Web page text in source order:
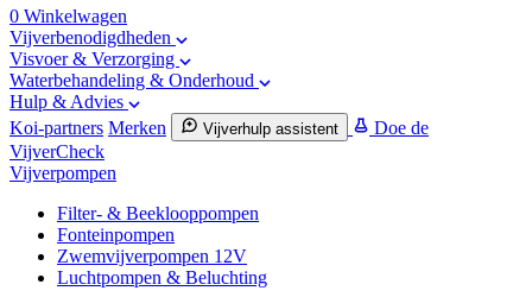
0 Winkelwagen
Vijverbenodigdheden
Visvoer & Verzorging
Waterbehandeling & Onderhoud
Hulp & Advies
Koi-partners Merken Vijverhulp assistent
Doe de
VijverCheck
Vijverpompen
Filter- & Beeklooppompen
Fonteinpompen
Zwemvijverpompen 12V
Luchtpompen & Beluchting